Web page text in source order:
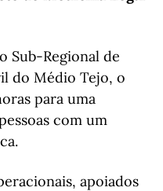
Sub-Regional de
do Médio Tejo, o
para uma
com um
apoiados